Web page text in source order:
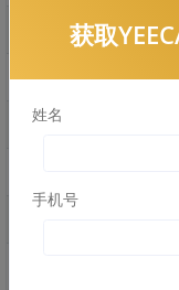
反光镜
后保险杠
获取
姓名
手机号